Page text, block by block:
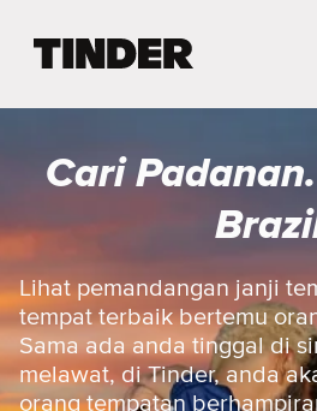
a
a
m
a
T
i
n
Cari
Lihat pemandangan janji
tempat terbaik bertemu
Sama ada anda tinggal di
melawat, di Tinder, anda
orang tempatan